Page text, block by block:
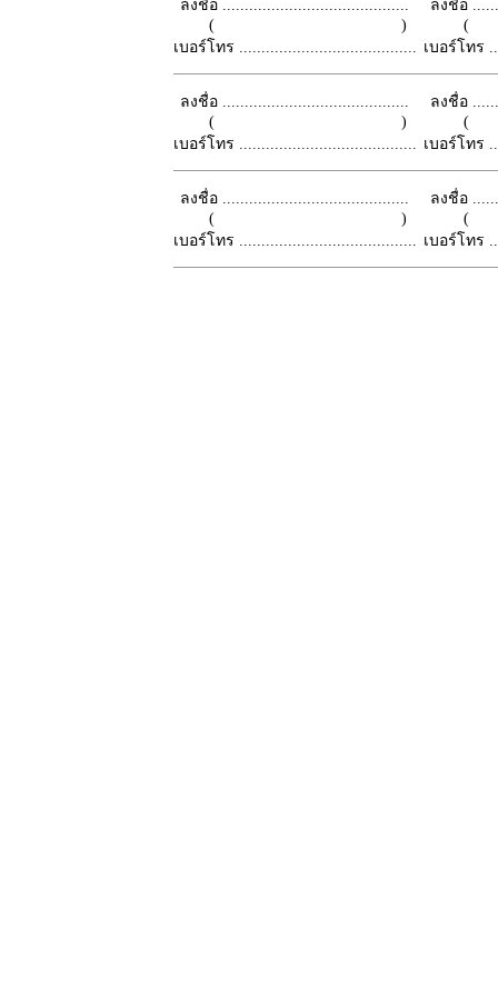
ลงชื่อ ..........................................
( )
เบอร์โทร ........................................
ลงชื่อ
เบอร์โทร
ลงชื่อ ..........................................
( )
เบอร์โทร ........................................
ลงชื่อ
เบอร์โทร
ลงชื่อ ..........................................
( )
เบอร์โทร ........................................
ลงชื่อ
เบอร์โทร